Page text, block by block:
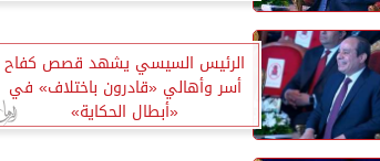
الرئيس السيسي يشهد قصص كفاح
أسر وأهالي «قادرون باختلاف» في
«أبطال الحكاية»